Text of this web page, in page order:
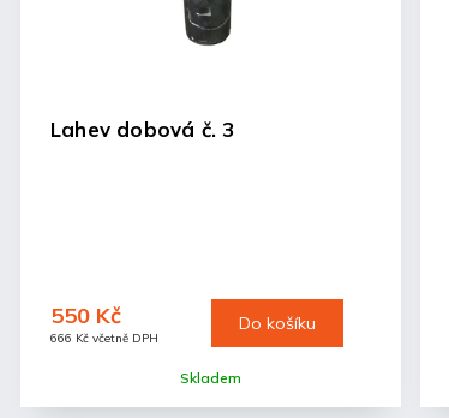
Lahev dobová č. 3
Skladem
666 Kč včetně DPH
550 Kč Do košíku